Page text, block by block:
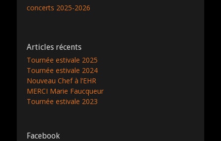
concerts 2025-2026
Articles récents
Tournée estivale 2025
Tournée estivale 2024
Nouveau Chef à l’EHR
MERCI Marie Faucqueur
Tournée estivale 2023
Facebook